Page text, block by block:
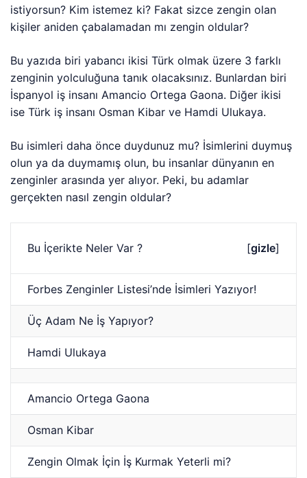
istiyorsun? Kim istemez ki? Fakat sizce zengin olan
kişiler aniden çabalamadan mı zengin oldular?
Bu yazıda biri yabancı ikisi Türk olmak üzere 3 farklı
zenginin yolculuğuna tanık olacaksınız. Bunlardan biri
İspanyol iş insanı Amancio Ortega Gaona. Diğer ikisi
ise Türk iş insanı Osman Kibar ve Hamdi Ulukaya.
Bu isimleri daha önce duydunuz mu? İsimlerini duymuş
olun ya da duymamış olun, bu insanlar dünyanın en
zenginler arasında yer alıyor. Peki, bu adamlar
gerçekten nasıl zengin oldular?
Bu İçerikte Neler Var ? [gizle]
Forbes Zenginler Listesi’nde İsimleri Yazıyor!
Üç Adam Ne İş Yapıyor?
Hamdi Ulukaya
Amancio Ortega Gaona
Osman Kibar
Zengin Olmak İçin İş Kurmak Yeterli mi?